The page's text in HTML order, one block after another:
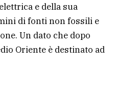
e della sua
di fonti non fossili e
Un dato che dopo
Oriente è destinato ad